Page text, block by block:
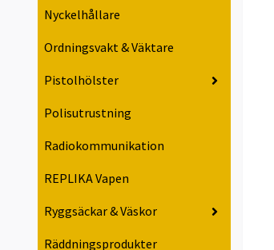
Nyckelhållare
Ordningsvakt & Väktare
Pistolhölster
Polisutrustning
Radiokommunikation
REPLIKA Vapen
Ryggsäckar & Väskor
Räddningsprodukter